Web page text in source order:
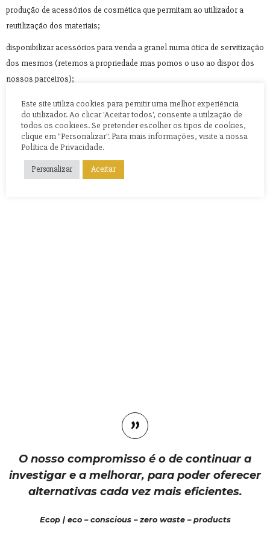
produção de acessórios de cosmética que permitam ao utilizador a
reutilização dos materiais;
disponibilizar acessórios para venda a granel numa ótica de servitização
dos mesmos (retemos a propriedade mas pomos o uso ao dispor dos
nossos parceiros);
O nosso compromisso é o de continuar a
investigar e a melhorar, para poder oferecer
alternativas cada vez mais eficientes.
Ecop | eco – conscious – zero waste – products
Este site utiliza cookies para pemitir uma melhor experiência
do utilizador. Ao clicar 'Aceitar todos', consente a utilzação de
todos os cookiees. Se pretender escolher os tipos de cookies,
clique em "Personalizar". Para mais informações, visite a nossa
Política de Privacidade.
Personalizar Aceitar